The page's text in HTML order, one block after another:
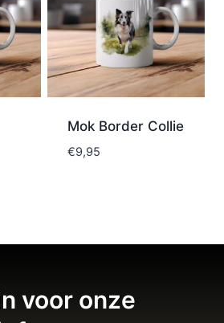
Mok Border Collie
€9,95
voor onze